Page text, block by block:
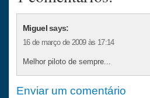
Miguelsays:
16 de março de 2009 às 17:14
Melhor piloto de sempre...
Enviar um comentário